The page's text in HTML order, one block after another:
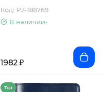
Код: PJ-188769
В наличии-
1982 ₽
Top